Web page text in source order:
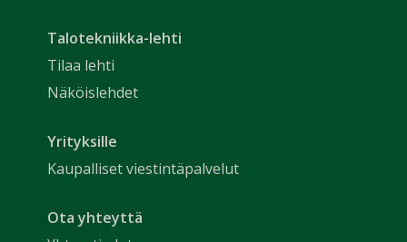
Talotekniikka-lehti
Tilaa lehti
Näköislehdet
Yrityksille
Kaupalliset viestintäpalvelut
Ota yhteyttä